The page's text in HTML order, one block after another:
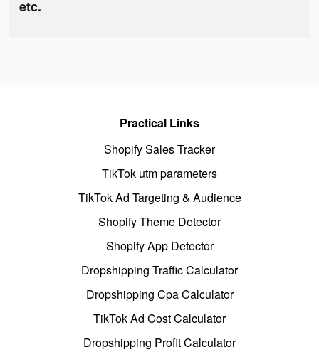
etc.
Practical Links
Shopify Sales Tracker
TikTok utm parameters
TikTok Ad Targeting & Audience
Shopify Theme Detector
Shopify App Detector
Dropshipping Traffic Calculator
Dropshipping Cpa Calculator
TikTok Ad Cost Calculator
Dropshipping Profit Calculator